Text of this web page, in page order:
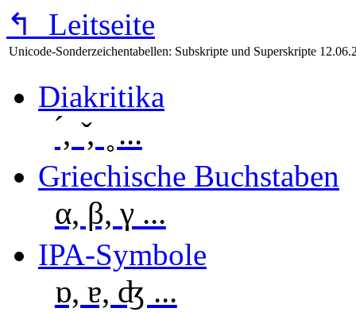
↰ Leitseite
Unicode-Sonderzeichentabellen: Subskripte und Superskripte
Diakritika
́, ̌, ̥ ...
Griechische Buchstaben
α, β, γ ...
IPA-Symbole
ɒ, ɐ, ʤ ...